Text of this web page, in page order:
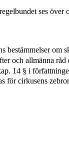
ses över
bestämmelser om
och allmänna
14 § i
för cirkusens